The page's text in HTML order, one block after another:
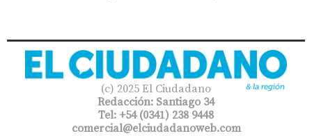
(c) 2025 El Ciudadano
Redacción: Santiago 34
Tel: +54 (0341) 238 9448
comercial@elciudadanoweb.com​